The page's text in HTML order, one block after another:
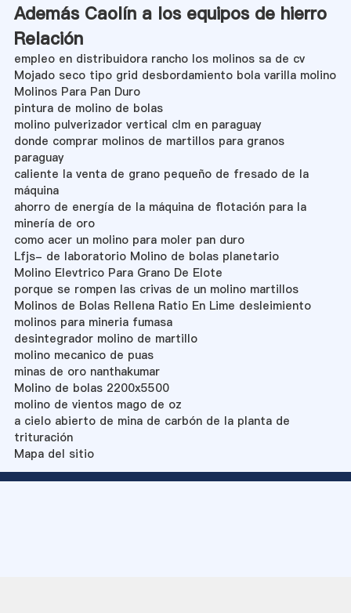
Además Caolín a los equipos de hierro
Relación
empleo en distribuidora rancho los molinos sa de cv
Mojado seco tipo grid desbordamiento bola varilla molino
Molinos Para Pan Duro
pintura de molino de bolas
molino pulverizador vertical clm en paraguay
donde comprar molinos de martillos para granos
paraguay
caliente la venta de grano pequeño de fresado de la
máquina
ahorro de energía de la máquina de flotación para la
minería de oro
como acer un molino para moler pan duro
Lfjs- de laboratorio Molino de bolas planetario
Molino Elevtrico Para Grano De Elote
porque se rompen las crivas de un molino martillos
Molinos de Bolas Rellena Ratio En Lime desleimiento
molinos para mineria fumasa
desintegrador molino de martillo
molino mecanico de puas
minas de oro nanthakumar
Molino de bolas 2200x5500
molino de vientos mago de oz
a cielo abierto de mina de carbón de la planta de
trituración
Mapa del sitio